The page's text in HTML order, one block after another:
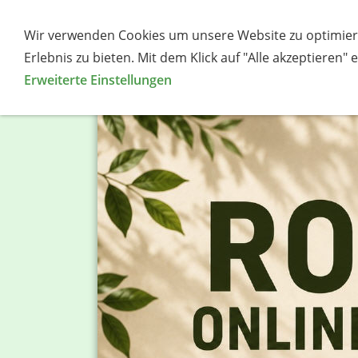
Root-Produkte
Wir verwenden Cookies um unsere Website zu
Erlebnis zu bieten. Mit dem Klick auf "Alle
Erweiterte Einstellungen